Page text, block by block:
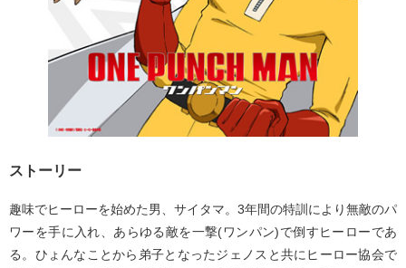
ストーリー
趣味でヒーローを始めた男、サイタマ。3年間の特訓により無敵のパ
ワーを手に入れ、あらゆる敵を一撃(ワンパン)で倒すヒーローであ
る。ひょんなことから弟子となったジェノスと共にヒーロー協会で